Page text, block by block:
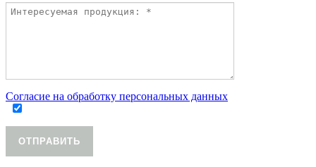
Согласие на обработку персональных данных
ОТПРАВИТЬ